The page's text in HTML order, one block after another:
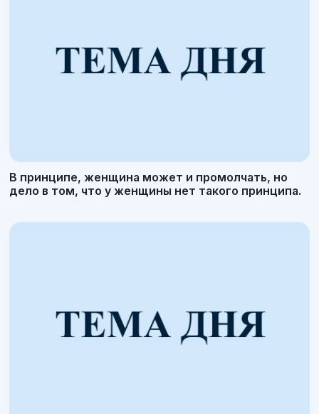
В принципе, женщина может и промолчать, но
дело в том, что у женщины нет такого принципа.